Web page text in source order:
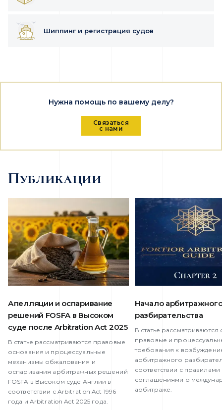
Шиппинг и регистрация судов
Нужна помощь по вашему делу?
Связаться
с нами
Публикации
Апелляции и оспаривание
решений FOSFA в Высоком
суде после Arbitration Act 2025
В статье рассматриваются правовые
основания и процессуальные
механизмы обжалования и
оспаривания арбитражных решений
FOSFA в Высоком суде Англии в
соответствии с Arbitration Act 1996
года и Arbitration Act 2025 года.
Начало
разбирательства
В статье
правовые и
требования к
арбитражного
соответствии с правилами
соглашениями о
арбитраже.